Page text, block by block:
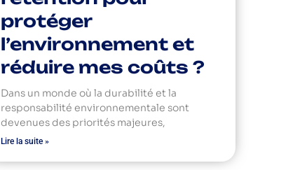
protéger
l’environnement et
réduire mes coûts ?
Dans un monde où la durabilité et la
responsabilité environnementale sont
devenues des priorités majeures,
Lire la suite »